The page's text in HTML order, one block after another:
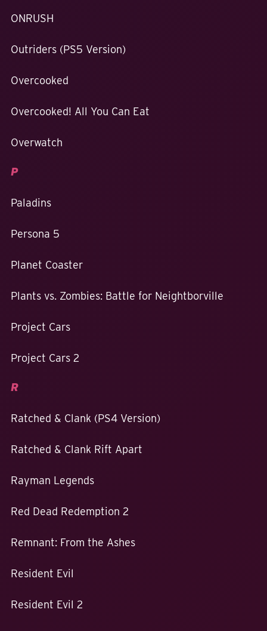
ONRUSH
Outriders (PS5 Version)
Overcooked
Overcooked! All You Can Eat
Overwatch
P
Paladins
Persona 5
Planet Coaster
Plants vs. Zombies: Battle for Neightborville
Project Cars
Project Cars 2
R
Ratched & Clank (PS4 Version)
Ratched & Clank Rift Apart
Rayman Legends
Red Dead Redemption 2
Remnant: From the Ashes
Resident Evil
Resident Evil 2